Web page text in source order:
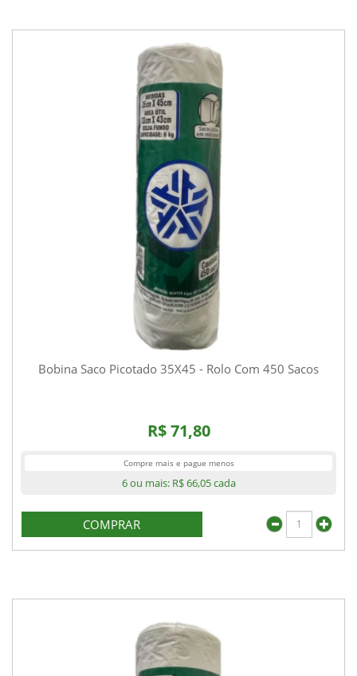
Bobina Saco Picotado 35X45 - Rolo Com 450 Sacos
R$ 71,80
Compre mais e pague menos
6 ou mais: R$ 66,05cada
COMPRAR